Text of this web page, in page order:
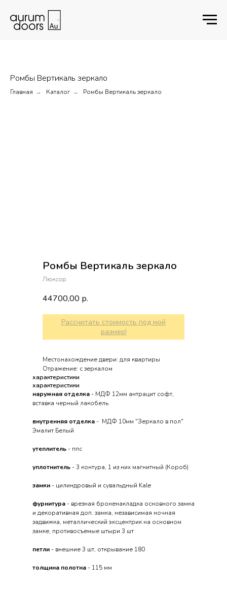
Ромбы Вертикаль зеркало
Главная → Каталог → Ромбы Вертикаль зеркало
Ромбы Вертикаль зеркало
Люксор
44700,00 р.
Рассчитать стоимость под мой
размер!
Местонахождение двери: для квартиры
Отражение: с зеркалом
характеристики
характеристики
наружная отделка - МДФ 12мм антрацит софт,
вставка черный лакобель
внутренняя отделка - МДФ 10мм "Зеркало в пол"
Эмалит Белый
утеплитель - ппс
уплотнитель - 3 контура, 1 из них магнитный (Короб)
замки - цилиндровый и сувальдный Kale
фурнитура - врезная броненакладка основного замка
и декоративная доп. замка, независимая ночная
задвижка, металлический эксцентрик на основном
замке, противосъемые штыри 3 шт
петли - внешние 3 шт, открывание 180
толщина полотна - 115 мм